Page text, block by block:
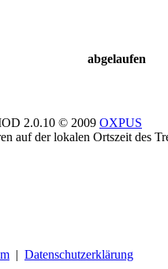
abgelaufen
2.0.10 © 2009 OXPUS
auf der lokalen Ortszeit des
| Datenschutzerklärung